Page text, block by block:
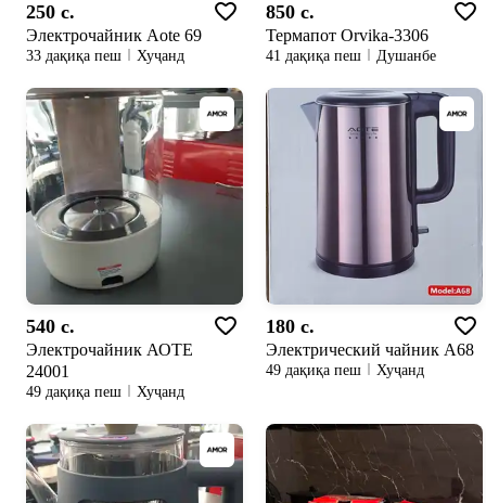
250 c.
Электрочайник Аote 69
33 дақиқа пеш Хуҷанд
850 c.
Термапот Orvika-3306
41 дақиқа пеш Душанбе
540 c.
Электрочайник АОТЕ
24001
49 дақиқа пеш Хуҷанд
180 c.
Электрический чайник А68
49 дақиқа пеш Хуҷанд